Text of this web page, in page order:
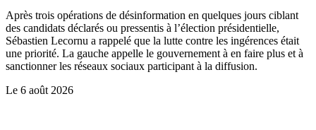
Après trois opérations de désinformation en quelques jours ciblant
des candidats déclarés ou pressentis à l’élection présidentielle,
Sébastien Lecornu a rappelé que la lutte contre les ingérences était
une priorité. La gauche appelle le gouvernement à en faire plus et à
sanctionner les réseaux sociaux participant à la diffusion.
Le 6 août 2026